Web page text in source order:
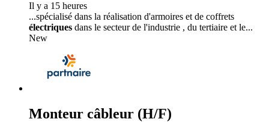
Il y a 15 heures
...spécialisé dans la réalisation d'armoires et de coffrets
électriques dans le secteur de l'industrie , du tertiaire et le...
New
Monteur câbleur (H/F)